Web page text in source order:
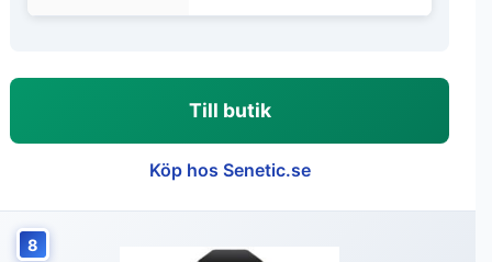
Till butik
Köp hos Senetic.se
8